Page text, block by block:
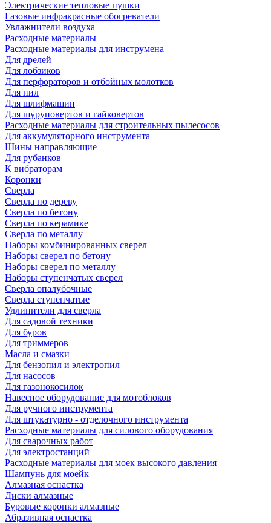
Электрические тепловые пушки
Газовые инфракрасные обогреватели
Увлажнители воздуха
Расходные материалы
Расходные материалы для инструмена
Для дрелей
Для лобзиков
Для перфораторов и отбойных молотков
Для пил
Для шлифмашин
Для шуруповертов и гайковертов
Расходные материалы для строительных пылесосов
Для аккумуляторного инструмента
Шины направляющие
Для рубанков
К вибраторам
Коронки
Сверла
Сверла по дереву
Сверла по бетону
Сверла по керамике
Сверла по металлу
Наборы комбинированных сверел
Наборы сверел по бетону
Наборы сверел по металлу
Наборы ступенчатых сверел
Сверла опалубочные
Сверла ступенчатые
Удлинители для сверла
Для садовой техники
Для буров
Для триммеров
Масла и смазки
Для бензопил и электропил
Для насосов
Для газонокосилок
Навесное оборудование для мотоблоков
Для ручного инструмента
Для штукатурно - отделочного инструмента
Расходные материалы для силового оборудования
Для сварочных работ
Для электростанций
Расходные материалы для моек высокого давления
Шампунь для моейк
Алмазная оснастка
Диски алмазные
Буровые коронки алмазные
Абразивная оснастка